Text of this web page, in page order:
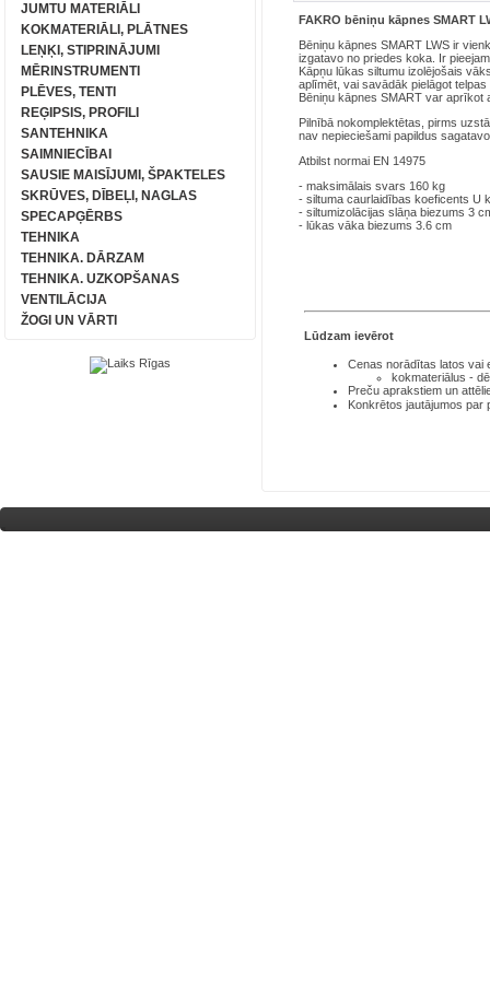
JUMTU MATERIĀLI
KOKMATERIĀLI, PLĀTNES
LEŅĶI, STIPRINĀJUMI
MĒRINSTRUMENTI
PLĒVES, TENTI
REĢIPSIS, PROFILI
SANTEHNIKA
SAIMNIECĪBAI
SAUSIE MAISĪJUMI, ŠPAKTELES
SKRŪVES, DĪBEĻI, NAGLAS
SPECAPĢĒRBS
TEHNIKA
TEHNIKA. DĀRZAM
TEHNIKA. UZKOPŠANAS
VENTILĀCIJA
ŽOGI UN VĀRTI
FAKRO bēniņu kāpnes SMART
Bēniņu kāpnes SMART LWS ir
izgatavo no priedes koka. Ir
Kāpņu lūkas siltumu izolējošais
aplīmēt, vai savādāk pielāgot
Bēniņu kāpnes SMART var aprīkot
Pilnībā nokomplektētas, pirms
nav nepieciešami papildus
Atbilst normai EN 14975
- maksimālais svars 160 kg
- siltuma caurlaidības koeficents U
- siltumizolācijas slāņa biezums 3
- lūkas vāka biezums 3.6 cm
Lūdzam ievērot
Cenas norādītas latos vai
kokmateriālus -
Preču aprakstiem un
Konkrētos jautājumos